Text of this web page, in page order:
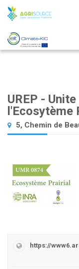
UREP -
l'Ecosytème
5, Chemin de
https://